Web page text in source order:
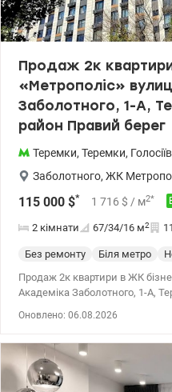
Продаж 2к
«Метрополіс»
Заболотного, 1-А,
район Правий берег
Теремки, Теремки,
Заболотного, ЖК
115 000 $* 1 716 $ / м2*
2 кімнати 67/34/16 м2
Без ремонту Біля метро
Продаж 2к квартири в ЖК
Академіка Заболотного, 1-А,
електропроводки, сантехніки,
Можна відразу починати
Загальна площа: 67 м²
Оновлено: 06.08.2026